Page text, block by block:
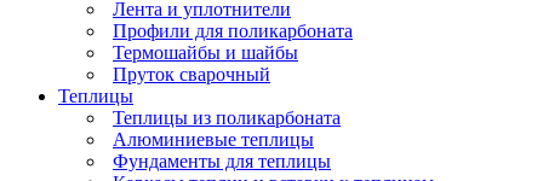
Лента и уплотнители
Профили для поликарбоната
Термошайбы и шайбы
Пруток сварочный
Теплицы
Теплицы из поликарбоната
Алюминиевые теплицы
Фундаменты для теплицы